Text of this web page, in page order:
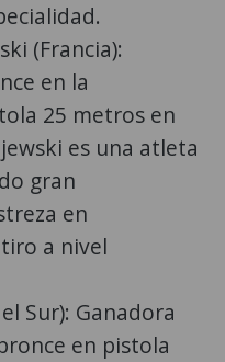
(Francia):
en la
25 metros en
es una atleta
gran
en
a nivel
Sur): Ganadora
en pistola